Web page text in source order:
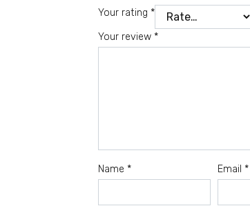
Your rating *
Your review *
Name * Email *